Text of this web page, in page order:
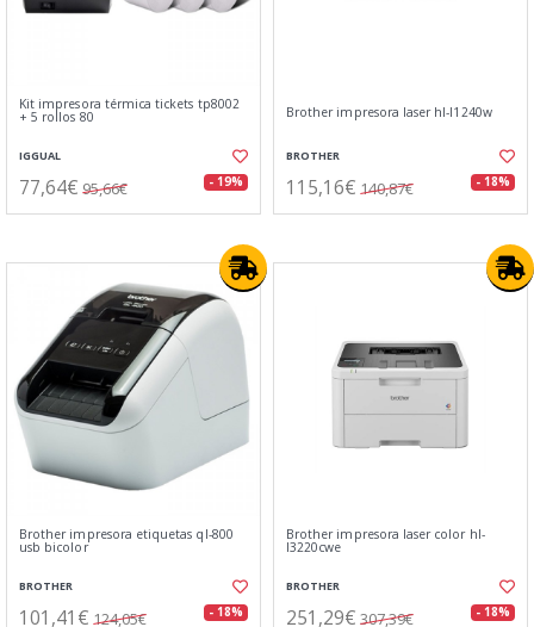
Kit impresora térmica tickets tp8002
+ 5 rollos 80
IGGUAL
77,64€ 95,66€ - 19%
Brother impresora laser hl-l1240w
BROTHER
115,16€ 140,87€ - 18%
Brother impresora etiquetas ql-800
usb bicolor
BROTHER
101,41€ 124,05€ - 18%
Brother impresora laser color hl-
l3220cwe
BROTHER
251,29€ 307,39€ - 18%